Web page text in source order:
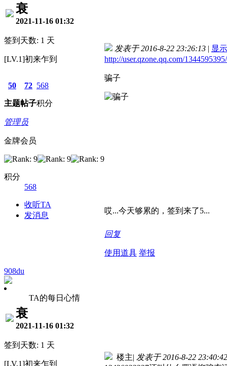
衰
2021-11-16 01:32
签到天数: 1 天
[LV.1]初来乍到
50
主题
72
帖子
568
积分
管理员
金牌会员
积分
568
收听TA
发消息
发表于 2016-8-22 23:26:13 | 显
http://user.qzone.qq.com/
骗子
哎...今天够累的，签到来了5...
回复
使用道具 举报
908du
TA的每日心情
衰
2021-11-16 01:32
签到天数: 1 天
[LV.1]初来乍到
楼主| 发表于 2016-8-22 23:40:42